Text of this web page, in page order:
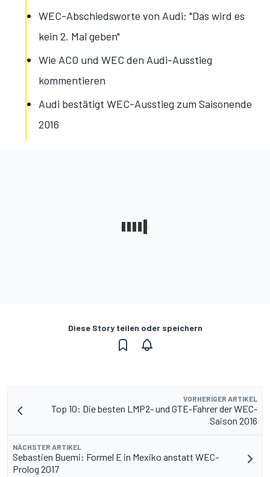
WEC-Abschiedsworte von Audi: "Das wird es
kein 2. Mal geben"
Wie ACO und WEC den Audi-Ausstieg
kommentieren
Audi bestätigt WEC-Ausstieg zum Saisonende
2016
Diese Story teilen oder speichern
VORHERIGER ARTIKEL
Top 10: Die besten LMP2- und GTE-Fahrer der WEC-
Saison 2016
NÄCHSTER ARTIKEL
Sebastien Buemi: Formel E in Mexiko anstatt WEC-
Prolog 2017